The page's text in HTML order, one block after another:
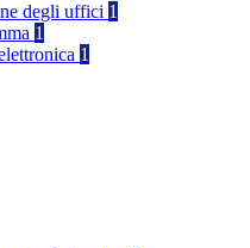
degli uffici 1
1
1